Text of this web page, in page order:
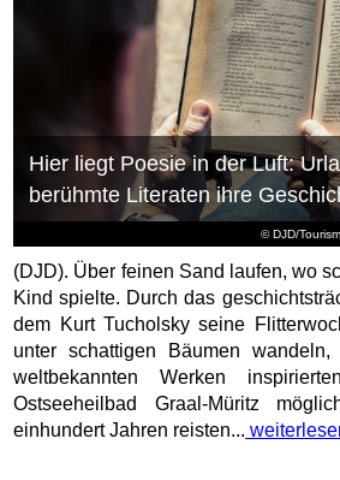
© DJD/
Hier liegt Poesie in der Luft:
berühmte Literaten ihre
(DJD). Über feinen Sand laufen, wo
Kind spielte. Durch das
dem Kurt Tucholsky seine
unter schattigen Bäumen
weltbekannten Werken
Ostseeheilbad Graal-Müritz
einhundert Jahren reisten...